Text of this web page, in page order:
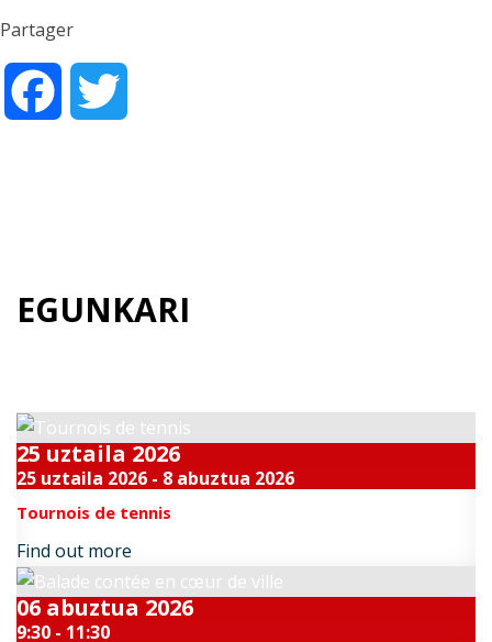
Partager
Facebook
EGUNKARI
25uztaila2026
25 uztaila 2026 - 8 abuztua 2026
Tournois de tennis
Find out more
06 abuztua 2026
9:30 - 11:30